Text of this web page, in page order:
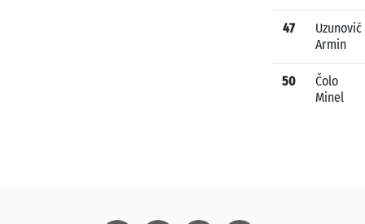
47
Uzunović
Armin
50
Čolo
Minel